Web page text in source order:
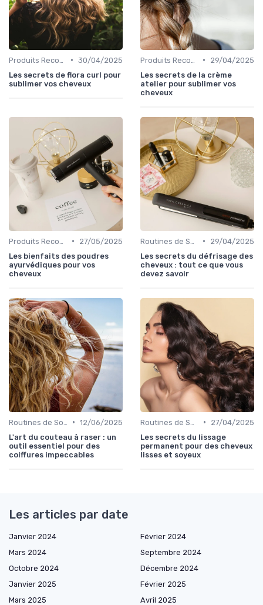
• 30/04/2025
Les secrets de flora curl pour
sublimer vos cheveux
•
29/04/2025
Les secrets de la crème
atelier pour sublimer vos
cheveux
•
27/05/2025
Les bienfaits des poudres
ayurvédiques pour vos
cheveux
•
29/04/2025
Les secrets du défrisage des
cheveux : tout ce que vous
devez savoir
• 12/06/2025
L'art du couteau à raser : un
outil essentiel pour des
coiffures impeccables
•
27/04/2025
Les secrets du lissage
permanent pour des cheveux
lisses et soyeux
Les articles par date
Janvier 2024
Février 2024
Mars 2024
Septembre 2024
Octobre 2024
Décembre 2024
Janvier 2025
Février 2025
Mars 2025
Avril 2025